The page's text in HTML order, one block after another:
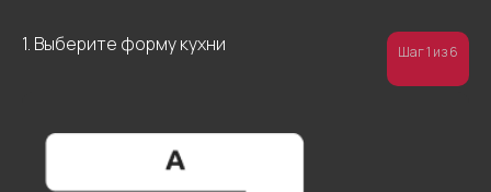
1. Выберите форму кухни Шаг 1 из 6